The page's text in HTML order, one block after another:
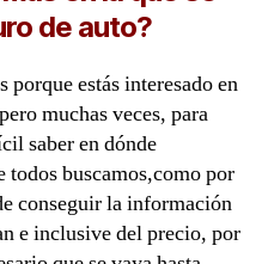
de auto?
porque estás interesado en
muchas veces, para
saber en dónde
buscamos,como por
conseguir la información
e inclusive del precio, por